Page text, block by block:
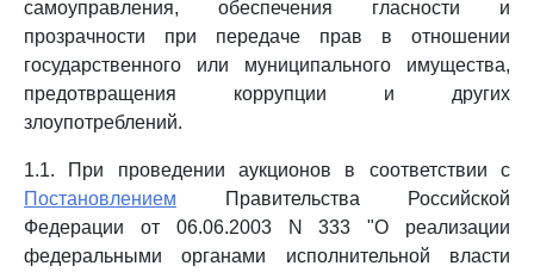
самоуправления, обеспечения гласности и
прозрачности при передаче прав в отношении
государственного или муниципального имущества,
предотвращения коррупции и других
злоупотреблений.
1.1. При проведении аукционов в соответствии с
Постановлением Правительства Российской
Федерации от 06.06.2003 N 333 "О реализации
федеральными органами исполнительной власти